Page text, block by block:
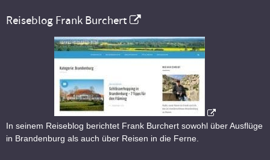
Reiseblog Frank Burchert
In seinem Reiseblog berichtet Frank Burchert sowohl über Ausflüge
in Brandenburg als auch über Reisen in die Ferne.